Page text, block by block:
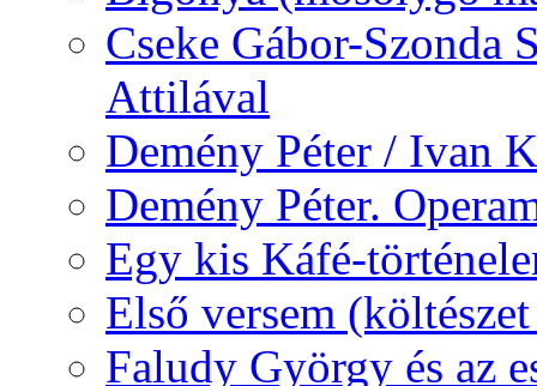
Cseke Gábor-Szonda
Attilával
Demény Péter / Ivan
Demény Péter.
Egy kis Káfé-
Első versem
Faludy György és az